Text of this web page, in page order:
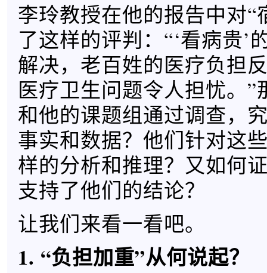
李玲教授在他的报告中对“
了这样的评判：“‘看病贵’
解决，老百姓的医疗负担
医疗卫生问题令人担忧。”
和他的课题组通过调查，
事实和数据？他们针对这
样的分析和推理？又如何
支持了他们的结论？
让我们来看一看吧。
1. “负担加重”从何说起？